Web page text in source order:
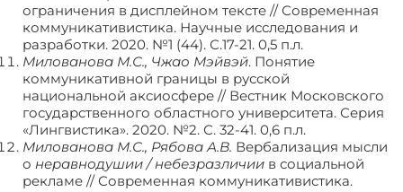
ограничения в дисплейном тексте // Современная
коммуникативистика. Научные исследования и
разработки. 2020. №1 (44). С.17-21. 0,5 п.л.
Милованова М.С., Чжао Мэйвэй. Понятие
коммуникативной границы в русской
национальной аксиосфере // Вестник Московского
государственного областного университета. Серия
«Лингвистика». 2020. №2. С. 32-41. 0,6 п.л.
Милованова М.С., Рябова А.В. Вербализация мысли
о неравнодушии / небезразличии в социальной
рекламе // Современная коммуникативистика.